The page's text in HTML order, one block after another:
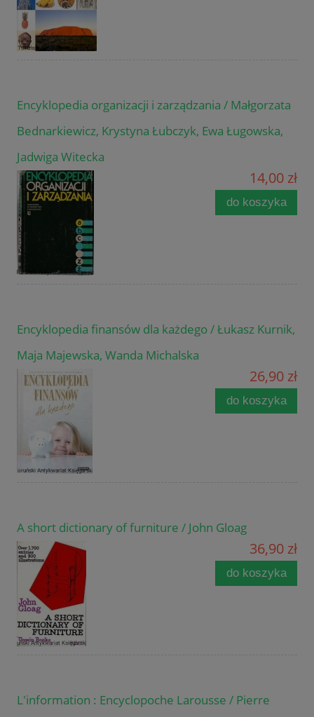
Encyklopedia organizacji i zarządzania / Małgorzata
Bednarkiewicz, Krystyna Łubczyk, Ewa Ługowska,
Jadwiga Witecka
14,00 zł
do koszyka
Encyklopedia finansów dla każdego / Łukasz Kurnik,
Maja Majewska, Wanda Michalska
26,90 zł
do koszyka
A short dictionary of furniture / John Gloag
36,90 zł
do koszyka
L'information : Encyclopoche Larousse / Pierre